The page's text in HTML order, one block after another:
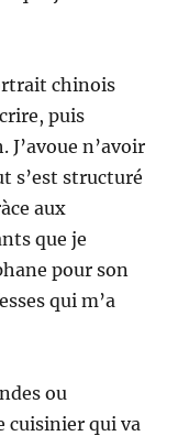
chinois
puis
n’avoir
s’est structuré
aux
que je
pour son
qui m’a
ou
cuisinier qui va